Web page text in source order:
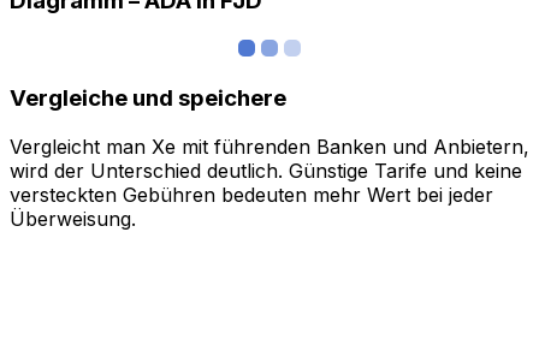
Vergleiche und speichere
Vergleicht man Xe mit führenden Banken und Anbietern,
wird der Unterschied deutlich. Günstige Tarife und keine
versteckten Gebühren bedeuten mehr Wert bei jeder
Überweisung.